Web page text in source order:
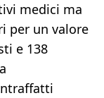
medici ma
per un valore
e 138